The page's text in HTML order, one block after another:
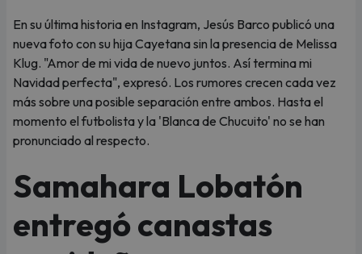
En su última historia en Instagram, Jesús Barco publicó una
nueva foto con su hija Cayetana sin la presencia de Melissa
Klug. "Amor de mi vida de nuevo juntos. Así termina mi
Navidad perfecta", expresó. Los rumores crecen cada vez
más sobre una posible separación entre ambos. Hasta el
momento el futbolista y la 'Blanca de Chucuito' no se han
pronunciado al respecto.
Samahara Lobatón
entregó canastas